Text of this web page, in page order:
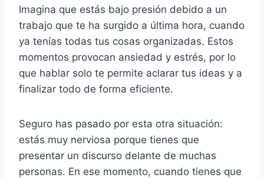
Imagina que estás bajo presión debido a un
trabajo que te ha surgido a última hora, cuando
ya tenías todas tus cosas organizadas. Estos
momentos provocan ansiedad y estrés, por lo
que hablar solo te permite aclarar tus ideas y a
finalizar todo de forma eficiente.
Seguro has pasado por esta otra situación:
estás muy nerviosa porque tienes que
presentar un discurso delante de muchas
personas. En ese momento, cuando tienes que